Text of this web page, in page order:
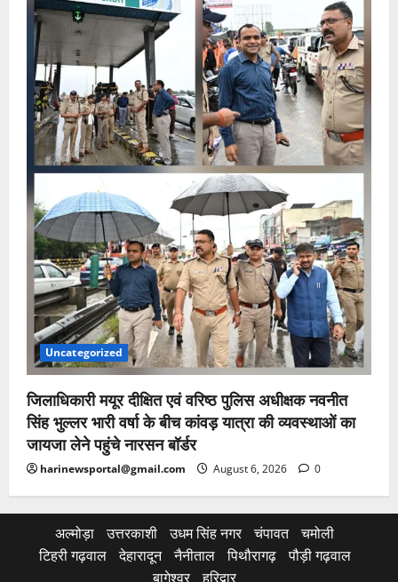
Uncategorized
जिलाधिकारी मयूर दीक्षित एवं वरिष्ठ पुलिस अधीक्षक नवनीत
सिंह भुल्लर भारी वर्षा के बीच कांवड़ यात्रा की व्यवस्थाओं का
जायजा लेने पहुंचे नारसन बॉर्डर
harinewsportal@gmail.com August 6, 2026 0
अल्मोड़ा उत्तरकाशी उधम सिंह नगर चंपावत
चमोली
टिहरी गढ़वाल
देहारादून नैनीताल पिथौरागढ़
पौड़ी गढ़वाल
बागेश्वर
हरिद्वार